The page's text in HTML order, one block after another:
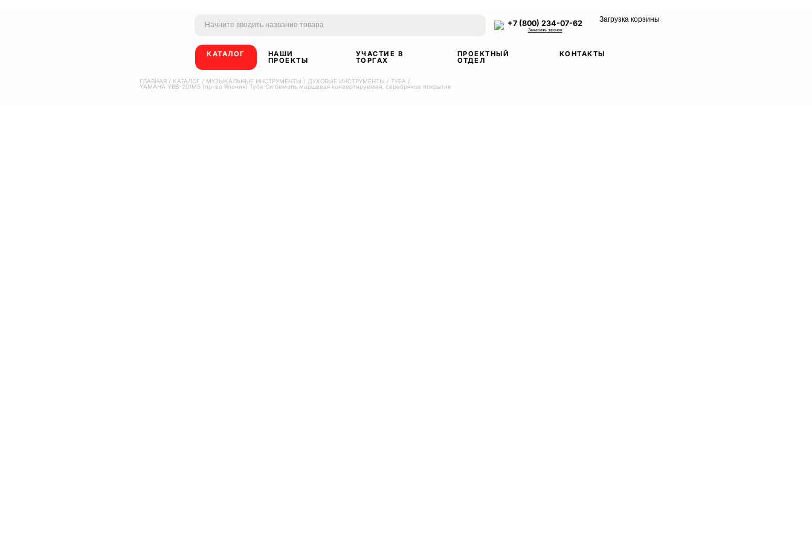
+7 (800) 234-07-62
Заказать звонок
Загрузка корзины
КАТАЛОГ НАШИ
ПРОЕКТЫ
УЧАСТИЕ В
ТОРГАХ
ПРОЕКТНЫЙ
ОТДЕЛ
КОНТАКТЫ
ГЛАВНАЯ / КАТАЛОГ / МУЗЫКАЛЬНЫЕ ИНСТРУМЕНТЫ / ДУХОВЫЕ ИНСТРУМЕНТЫ / ТУБА /
YAMAHA YBB-201MS (пр-во Япония) Туба Си бемоль маршевая конвертируемая, серебряное покрытие